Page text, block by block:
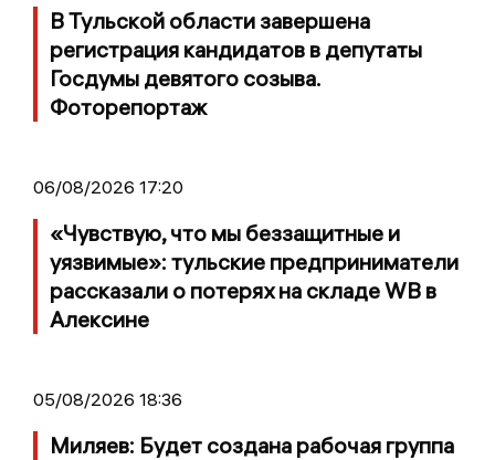
В Тульской области завершена
регистрация кандидатов в депутаты
Госдумы девятого созыва.
Фоторепортаж
06/08/2026 17:20
«Чувствую, что мы беззащитные и
уязвимые»: тульские предприниматели
рассказали о потерях на складе WB в
Алексине
05/08/2026 18:36
Миляев: Будет создана рабочая группа